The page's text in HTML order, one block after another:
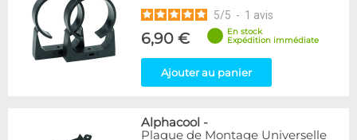
5/5 - 1 avis
6,90 €
En stock
Expédition immédiate
Ajouter au panier
Alphacool -
Plaque de Montage Universelle